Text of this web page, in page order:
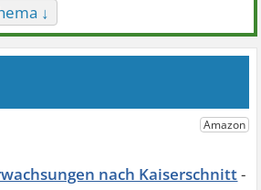
↓
nach Kaiserschnitt